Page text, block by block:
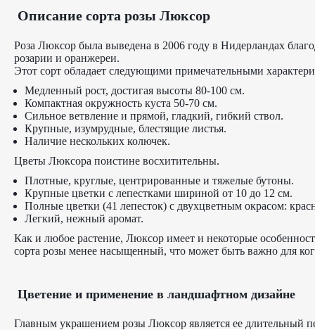
Описание сорта розы Люксор
Роза Люксор была выведена в 2006 году в Нидерландах
розарии и оранжереи.
Этот сорт обладает следующими примечательными
Медленный рост, достигая высоты 80-100 см.
Компактная окружность куста 50-70 см.
Сильное ветвление и прямой, гладкий, гибкий ствол.
Крупные, изумрудные, блестящие листья.
Наличие нескольких колючек.
Цветы Люксора поистине восхитительны.
Плотные, круглые, центрированные и тяжелые бутоны.
Крупные цветки с лепестками шириной от 10 до 12 см.
Полные цветки (41 лепесток) с двухцветным окрасом:
Легкий, нежный аромат.
Как и любое растение, Люксор имеет и некоторые
сорта розы менее насыщенный, что может быть важно для
Цветение и применение в ландшафтном дизайне
Главным украшением розы Люксор является ее длительный